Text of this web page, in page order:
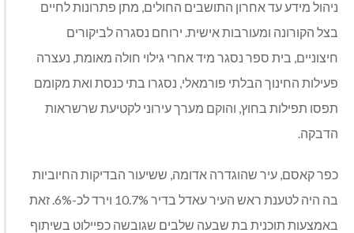
ניהול מידע עד אחרון התושבים החולים, מתן פתרונות לחיים
בצל הקורונה ומעורבות אישית. ירוחם נסגרה לביקורים
חיצוניים, בית ספר נסגר מיד אחרי גילוי חולה מאומת, נעצרה
פעילות החינוך הבלתי פורמאלי, נסגרו בתי כנסת ואת מקומם
תפסו תפילות בחוץ, והוקם מערך עירוני לקטיעת שרשראות
הדבקה.
כפר קאסם, עיר שהוגדרה אדומה, ששיעור הבדיקות החיוביות
בה היה לטענת ראש העיר עאדל בדיר 10.7% וירד לכ-6%. זאת
באמצעות תוכנית בת שבעה שלבים שגובשה כפיילוט בשיתוף